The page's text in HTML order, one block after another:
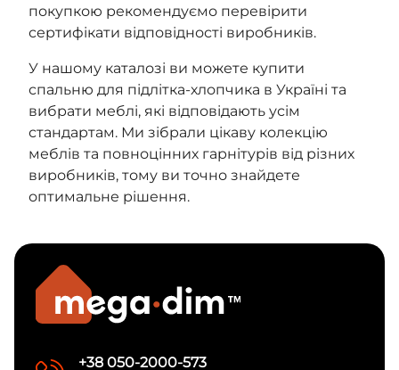
покупкою рекомендуємо перевірити
сертифікати відповідності виробників.
У нашому каталозі ви можете купити
спальню для підлітка-хлопчика в Україні та
вибрати меблі, які відповідають усім
стандартам. Ми зібрали цікаву колекцію
меблів та повноцінних гарнітурів від різних
виробників, тому ви точно знайдете
оптимальне рішення.
+38 050-2000-573